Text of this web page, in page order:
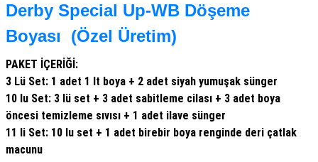
Derby Special Up-WB Döşeme
Boyası (Özel Üretim)
PAKET İÇERİĞİ:
3 Lü Set: 1 adet 1 lt boya + 2 adet siyah yumuşak sünger
10 lu Set: 3 lü set + 3 adet sabitleme cilası + 3 adet boya
öncesi temizleme sıvısı + 1 adet ilave sünger
11 li Set: 10 lu set + 1 adet birebir boya renginde deri çatlak
macunu